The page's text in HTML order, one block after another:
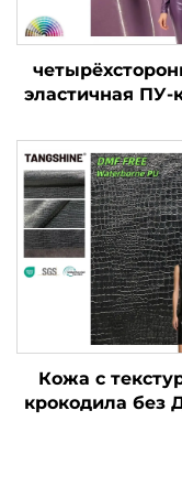
эластичная ПУ-
отделкой
Кожа с
крокодила без